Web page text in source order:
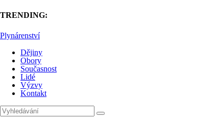
TRENDING:
Plynárenství
Dějiny
Obory
Současnost
Lidé
Výzvy
Kontakt